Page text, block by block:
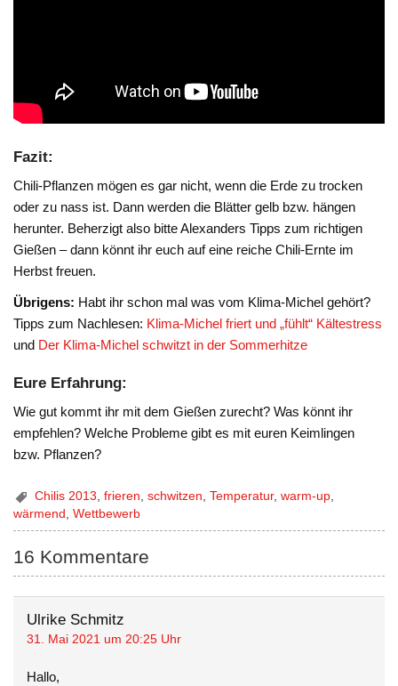
Fazit:
Chili-Pflanzen mögen es gar nicht, wenn die Erde zu trocken
oder zu nass ist. Dann werden die Blätter gelb bzw. hängen
herunter. Beherzigt also bitte Alexanders Tipps zum richtigen
Gießen – dann könnt ihr euch auf eine reiche Chili-Ernte im
Herbst freuen.
Übrigens: Habt ihr schon mal was vom Klima-Michel gehört?
Tipps zum Nachlesen: Klima-Michel friert und „fühlt“ Kältestress
und Der Klima-Michel schwitzt in der Sommerhitze
Eure Erfahrung:
Wie gut kommt ihr mit dem Gießen zurecht? Was könnt ihr
empfehlen? Welche Probleme gibt es mit euren Keimlingen
bzw. Pflanzen?
Chilis 2013 ,frieren ,schwitzen ,Temperatur,warm-up
wärmend ,Wettbewerb
16 Kommentare
Ulrike Schmitz
31. Mai 2021 um 20:25 Uhr
Hallo,